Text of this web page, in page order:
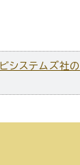
システムズ社の